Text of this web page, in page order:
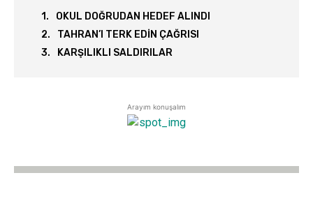
OKUL DOĞRUDAN HEDEF ALINDI
TAHRAN’I TERK EDİN ÇAĞRISI
KARŞILIKLI SALDIRILAR
Arayım konuşalım